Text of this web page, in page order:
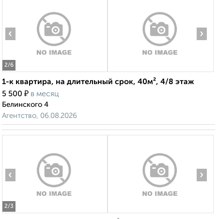
2/6
‹ ›
1-к квартира, на длительный срок, 40м², 4/8 этаж
5 500 ₽ в месяц
Белинского 4
Агентство, 06.08.2026
2/3
‹ ›